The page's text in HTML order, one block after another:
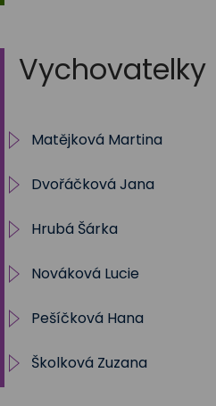
Vychovatelky
Matějková Martina
IV. oddělení ŠD
Dvořáčková Jana
Archiv
5.oddělení
Hrubá Šárka
shruba@zstrebon.cz
I. oddělení
Nováková Lucie
lnovakova@zstrebon.cz
Školní klub
Pešíčková Hana
II.oddělení
Školková Zuzana